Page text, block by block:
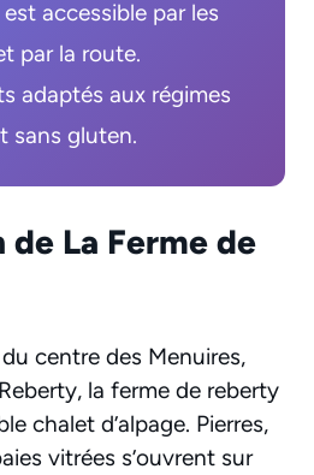
accessible par les
par la route.
adaptés aux régimes
sans gluten.
La Ferme de
centre des Menuires,
la ferme de reberty
chalet d’alpage. Pierres,
vitrées s’ouvrent sur